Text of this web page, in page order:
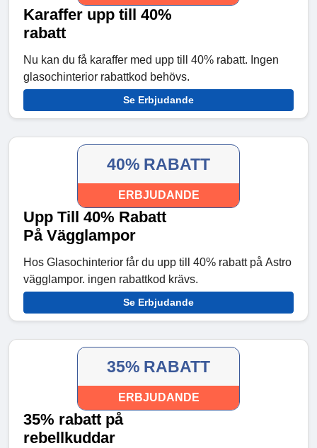
Karaffer upp till 40%
rabatt
Nu kan du få karaffer med upp till 40% rabatt. Ingen
glasochinterior rabattkod behövs.
Se Erbjudande
40% RABATT
ERBJUDANDE
Upp Till 40% Rabatt
På Vägglampor
Hos Glasochinterior får du upp till 40% rabatt på Astro
vägglampor. ingen rabattkod krävs.
Se Erbjudande
35% RABATT
ERBJUDANDE
35% rabatt på
rebellkuddar